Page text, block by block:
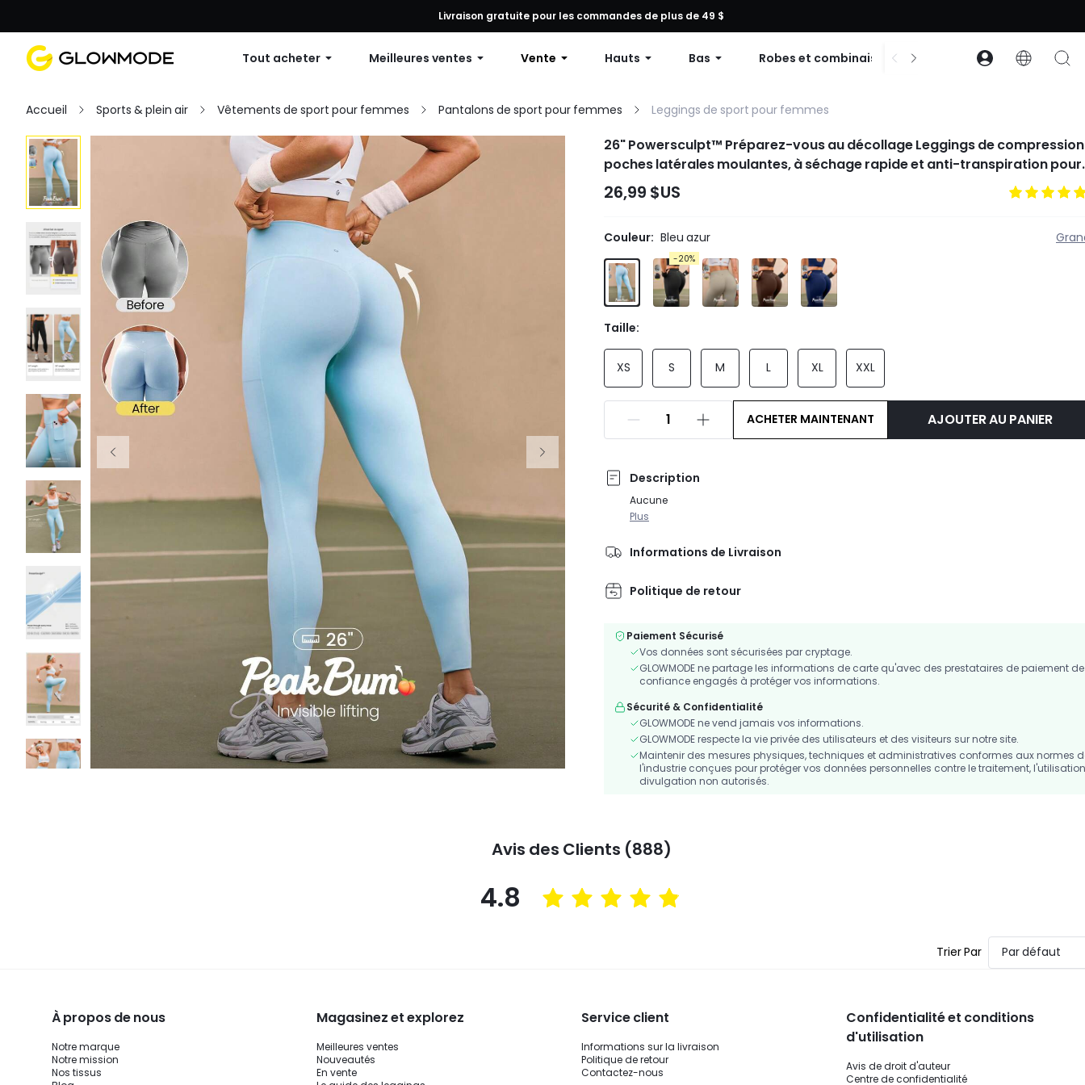
Première commande : 10 % de réduction sur toute commande, 12 % de réduction dès 79 $ d’achat ou 15 % de réduction dès 99 $ d’achat | Code : GLOWNEW
Livraison gratuite pour les commandes de plus de 49 $
Tout acheter Meilleures ventes Vente Hauts Bas Robes et combinaisons Accessoires
Accueil Sports & plein air Vêtements de sport pour femmes Pantalons de sport pour femmes Leggings de sport pour femmes
26" Powersculpt™ Préparez-vous au décollage Leggings de
poches latérales moulantes, à séchage rapide et anti-transpiration pour
l'entraînement à fort impact, la course, le fitness
26,99 $US
Couleur: Bleu azur
-20%
Taille:
XS S M L XL XXL
ACHETER MAINTENANT AJOUTER AU PANIER
Description
Aucune
Plus
Informations de Livraison
Politique de retour
Paiement Sécurisé
Vos données sont sécurisées par cryptage.
GLOWMODE ne partage les informations de carte qu'avec des prestataires de paiement de
confiance engagés à protéger vos informations.
Sécurité & Confidentialité
GLOWMODE ne vend jamais vos informations.
GLOWMODE respecte la vie privée des utilisateurs et des visiteurs sur notre site.
Maintenir des mesures physiques, techniques et administratives conformes aux normes
l'industrie conçues pour protéger vos données personnelles contre le traitement,
divulgation non autorisés.
Avis des Clients (888)
4.8
Trier Par Par défaut
À propos de nous
Notre marque
Notre mission
Nos tissus
Magasinez et explorez
Meilleures ventes
Nouveautés
En vente
Service client
Informations sur la livraison
Politique de retour
Contactez-nous
Confidentialité et conditions
d'utilisation
Avis de droit d'auteur
Centre de confidentialité